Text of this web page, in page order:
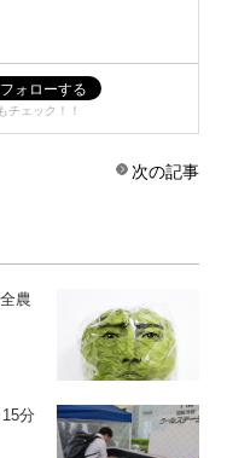
チェック！！
次の記事
農
分